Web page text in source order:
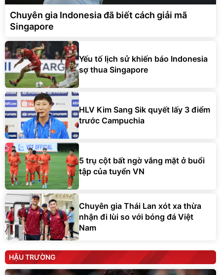
Chuyên gia Indonesia đã biết cách giải mã
Singapore
Yếu tố lịch sử khiến báo Indonesia
sợ thua Singapore
HLV Kim Sang Sik quyết lấy 3 điểm
trước Campuchia
5 trụ cột bất ngờ vắng mặt ở buổi
tập của tuyển VN
Chuyên gia Thái Lan xót xa thừa
nhận đi lùi so với bóng đá Việt
Nam
HẬU TRƯỜNG